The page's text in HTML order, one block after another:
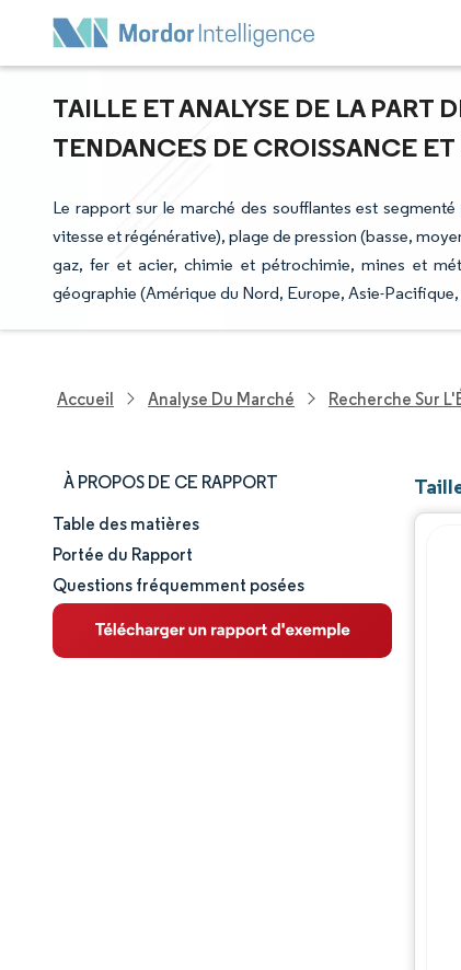
TAILLE ET ANALYSE DE LA PART
TENDANCES DE CROISSANCE
Le rapport sur le marché des soufflantes est
vitesse et régénérative), plage de pression (basse,
gaz, fer et acier, chimie et pétrochimie, mines et
géographie (Amérique du Nord, Europe, Asie-
Accueil Analyse Du Marché Recherche Sur
À PROPOS DE CE RAPPORT
Taille et part de marché
Analyse du marché
Tendances et perspectives
Table des matières
Portée du Rapport
Questions fréquemment posées